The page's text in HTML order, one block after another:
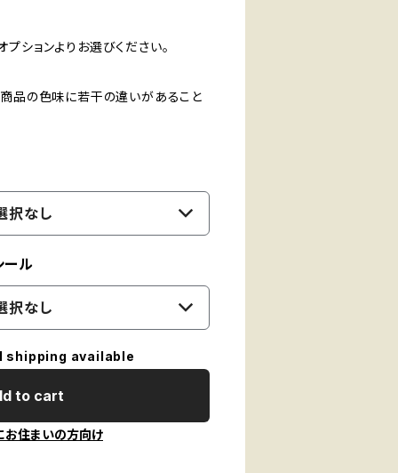
ションよりお選びください。
品の色味に若干の違いがあること
択なし
ール
択なし
shipping available
to cart
お住まいの方向け